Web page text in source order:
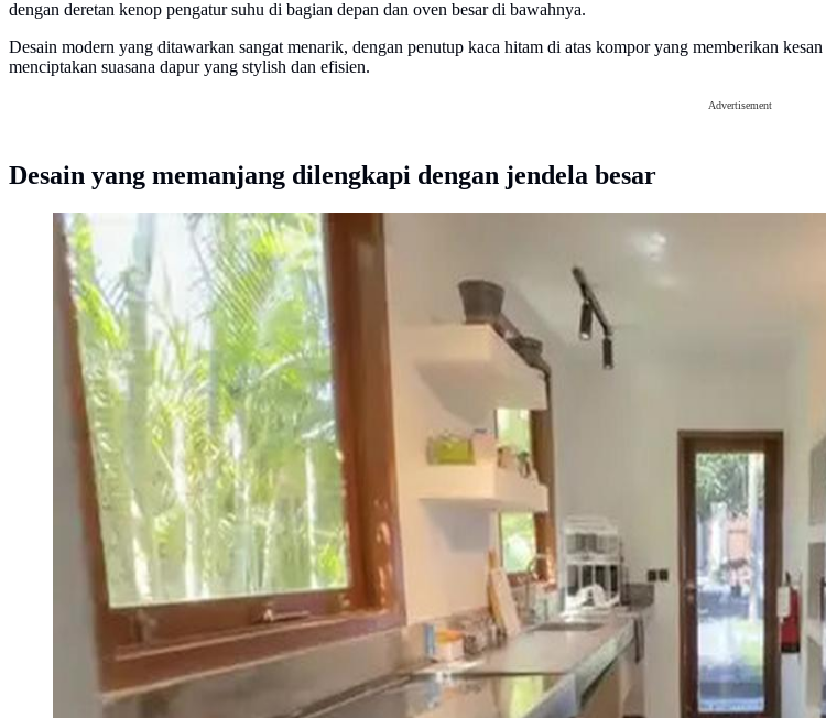
dengan deretan kenop pengatur suhu di bagian depan dan oven besar di bawahnya.
Desain modern yang ditawarkan sangat menarik, dengan penutup kaca hitam di atas kompor yang memberikan kesan
menciptakan suasana dapur yang stylish dan efisien.
Advertisement
Desain yang memanjang dilengkapi dengan jendela besar